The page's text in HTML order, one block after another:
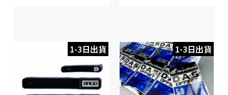
1-3日出貨 1-3日出貨